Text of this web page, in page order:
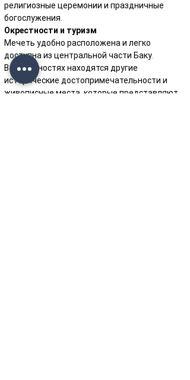
религиозные церемонии и праздничные
богослужения.
Окрестности и туризм
Мечеть удобно расположена и легко
доступна из центральной части Баку.
В окрестностях находятся другие
исторические достопримечательности и
живописные места, которые представляют